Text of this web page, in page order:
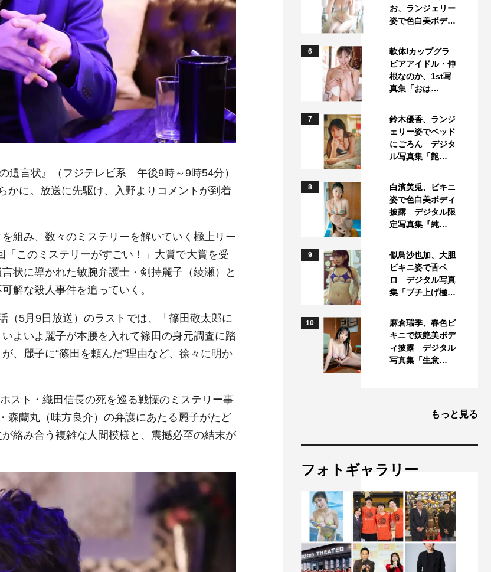
遺言状』（フジテレビ系 午後9時～9時54分）
かに。放送に先駆け、入野よりコメントが到着
組み、数々のミステリーを解いていく極上リー
このミステリーがすごい！」大賞で大賞を受
状に導かれた敏腕弁護士・剣持麗子（綾瀬）と
解な殺人事件を追っていく。
（5月9日放送）のラストでは、「篠田敬太郎に
よいよ麗子が本腰を入れて篠田の身元調査に踏
、麗子に“篠田を頼んだ”理由など、徐々に明か
スト・織田信長の死を巡る戦慄のミステリー事
森蘭丸（味方良介）の弁護にあたる麗子がたど
絡み合う複雑な人間模様と、震撼必至の結末が
お、ランジェリー
姿で色白美ボデ…
6
軟体Iカップグラ
ビアアイドル・仲
根なのか、1st写
真集「おは…
7
鈴木優香、ランジ
ェリー姿でベッド
にごろん デジタ
ル写真集「艶…
8
白濱美兎、ビキニ
姿で色白美ボディ
披露 デジタル限
定写真集『純…
9
似鳥沙也加、大胆
ビキニ姿で舌ペ
ロ デジタル写真
集「ブチ上げ極…
10
麻倉瑞季、春色ビ
キニで妖艶美ボデ
ィ披露 デジタル
写真集「生意…
もっと見る
フォトギャラリー